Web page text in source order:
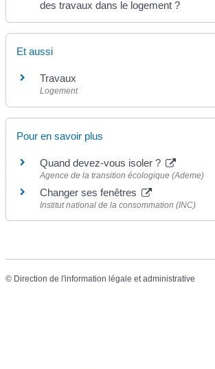
des travaux dans le logement ?
Et aussi
Travaux
Logement
Pour en savoir plus
Quand devez-vous isoler ?
Agence de la transition écologique (Ademe)
Changer ses fenêtres
Institut national de la consommation (INC)
© Direction de l'information légale et administrative